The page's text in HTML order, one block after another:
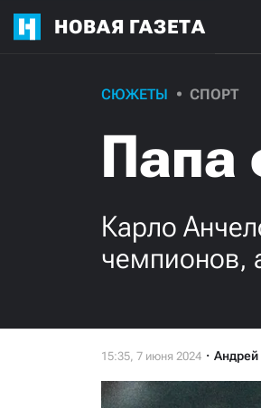
НОВАЯ ГАЗЕТА
СЮЖЕТЫ СПОРТ
Папа
Карло
чемпионов,
Андрей